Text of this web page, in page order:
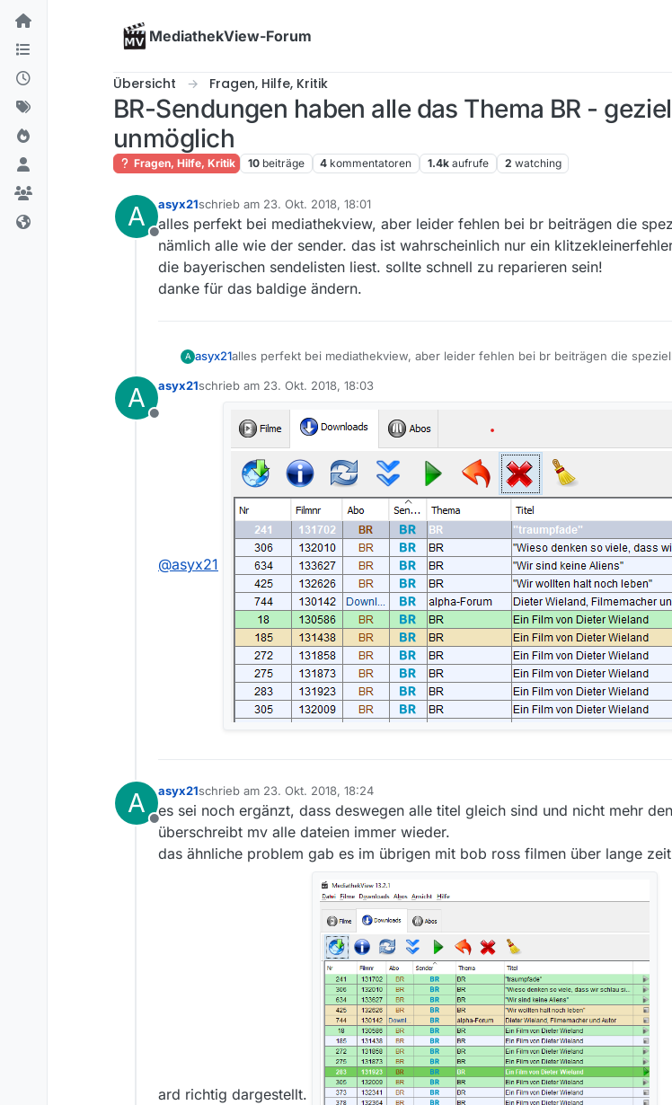
Skip to content
MediathekView-Forum
Übersicht Fragen, Hilfe, Kritik
BR-Sendungen haben alle das Thema BR -
unmöglich
Fragen, Hilfe, Kritik 10 beiträge 4 kommentatoren 1.4k aufrufe 2 watching
A
Offline
asyx21schrieb am 23. Okt. 2018, 18:01
zuletzt editiert von
alles perfekt bei mediathekview, aber leider fehlen bei br beiträgen die
nämlich alle wie der sender. das ist wahrscheinlich nur ein
die bayerischen sendelisten liest. sollte schnell zu reparieren sein!
danke für das baldige ändern.
A asyx21alles perfekt bei mediathekview, aber leider fehlen bei br beiträgen die
sendelisten liest. sollte schnell zu reparieren sein!
danke für das baldige ändern.
A
Offline
asyx21schrieb am 23. Okt. 2018, 18:03
zuletzt editiert von
@asyx21
A
Offline
asyx21schrieb am 23. Okt. 2018, 18:24
zuletzt editiert von
es sei noch ergänzt, dass deswegen alle titel gleich sind und nicht mehr
überschreibt mv alle dateien immer wieder.
das ähnliche problem gab es im übrigen mit bob ross filmen über lange
ard richtig dargestellt.